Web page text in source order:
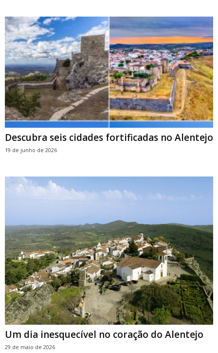
Descubra seis cidades fortificadas no Alentejo
19 de junho de 2026
Um dia inesquecível no coração do Alentejo
29 de maio de 2026